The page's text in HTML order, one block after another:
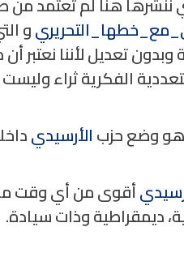
و
تعديل لأننا نعتبر
الفكرية ثراء
وضع حزبالأرسيدي
أقوى من أي وقت
ديمقراطية وذات سيادة.